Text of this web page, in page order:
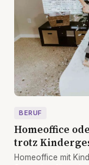
BERUF
Homeoffice
trotz
Homeoffice mit